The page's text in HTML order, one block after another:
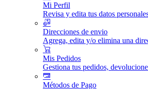
Mi Perfil
Revisa y edita tus datos
Direcciones de envio
Agrega, edita y/o elimina una
Mis Pedidos
Gestiona tus pedidos,
Métodos de Pago